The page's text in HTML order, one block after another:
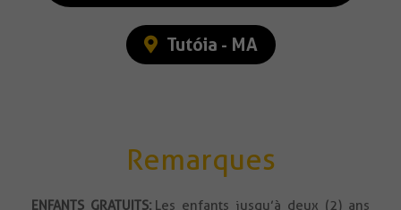
Tutóia - MA
Remarques
ENFANTS GRATUITS: Les enfants jusqu’à deux (2) ans